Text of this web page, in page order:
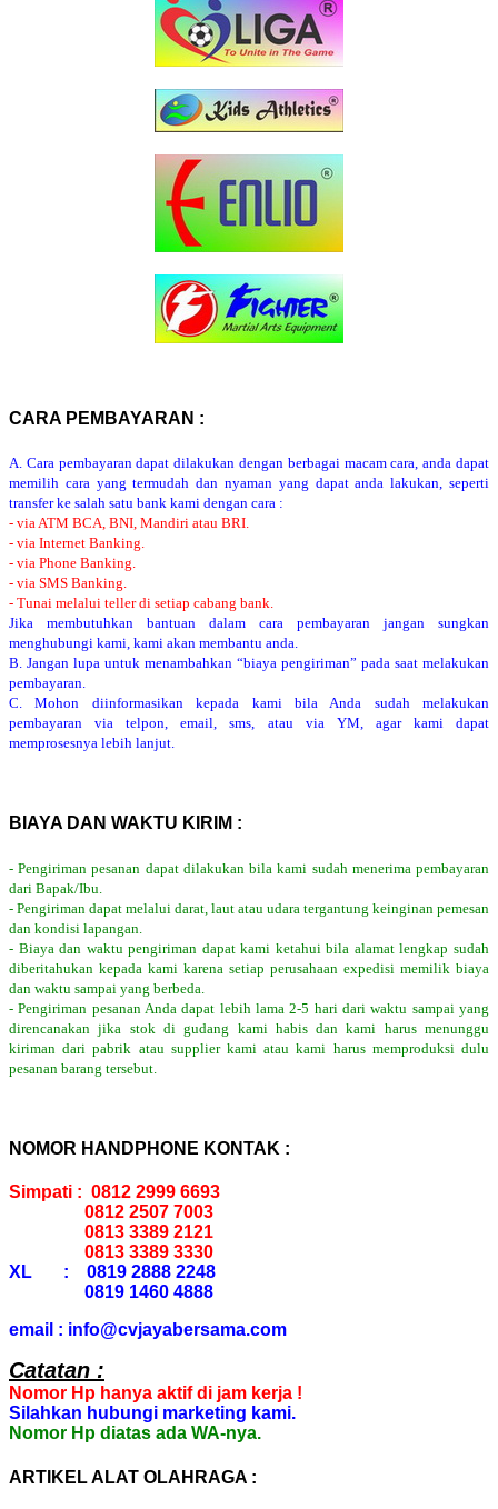
CARA PEMBAYARAN :
A. Cara pembayaran dapat dilakukan dengan berbagai macam cara, anda dapat
memilih cara yang termudah dan nyaman yang dapat anda lakukan, seperti
transfer ke salah satu bank kami dengan cara :
- via ATM BCA, BNI, Mandiri atau BRI.
- via Internet Banking.
- via Phone Banking.
- via SMS Banking.
- Tunai melalui teller di setiap cabang bank.
Jika membutuhkan bantuan dalam cara pembayaran jangan sungkan
menghubungi kami, kami akan membantu anda.
B. Jangan lupa untuk menambahkan “biaya pengiriman” pada saat melakukan
pembayaran.
C. Mohon diinformasikan kepada kami bila Anda sudah melakukan
pembayaran via telpon, email, sms, atau via YM, agar kami dapat
memprosesnya lebih lanjut.
BIAYA DAN WAKTU KIRIM :
- Pengiriman pesanan dapat dilakukan bila kami sudah menerima pembayaran
dari Bapak/Ibu.
- Pengiriman dapat melalui darat, laut atau udara tergantung keinginan pemesan
dan kondisi lapangan.
- Biaya dan waktu pengiriman dapat kami ketahui bila alamat lengkap sudah
diberitahukan kepada kami karena setiap perusahaan expedisi memilik biaya
dan waktu sampai yang berbeda.
- Pengiriman pesanan Anda dapat lebih lama 2-5 hari dari waktu sampai yang
direncanakan jika stok di gudang kami habis dan kami harus menunggu
kiriman dari pabrik atau supplier kami atau kami harus memproduksi dulu
pesanan barang tersebut.
NOMOR HANDPHONE KONTAK :
Simpati : 0812 2999 6693
0812 2507 7003
0813 3389 2121
0813 3389 3330
XL : 0819 2888 2248
0819 1460 4888
email : info@cvjayabersama.com
Catatan :
Nomor Hp hanya aktif di jam kerja !
Silahkan hubungi marketing kami.
Nomor Hp diatas ada WA-nya.
ARTIKEL ALAT OLAHRAGA :